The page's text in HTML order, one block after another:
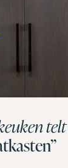
telt